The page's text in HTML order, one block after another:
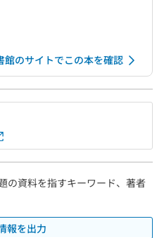
館のサイトでこの本を確認
の資料を指すキーワード、著者
報を出力